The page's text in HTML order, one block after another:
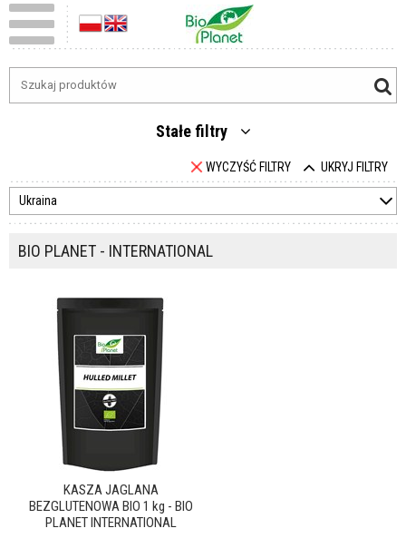
Stałe filtry
WYCZYŚĆ FILTRY UKRYJ FILTRY
Ukraina
BIO PLANET - INTERNATIONAL
KASZA JAGLANA
BEZGLUTENOWA BIO 1 kg - BIO
PLANET INTERNATIONAL